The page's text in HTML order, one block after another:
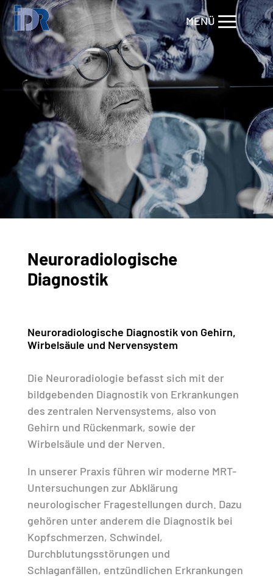
Neuroradiologische
Diagnostik
Neuroradiologische Diagnostik von Gehirn,
Wirbelsäule und Nervensystem
Die Neuroradiologie befasst sich mit der
bildgebenden Diagnostik von Erkrankungen
des zentralen Nervensystems, also von
Gehirn und Rückenmark, sowie der
Wirbelsäule und der Nerven.
In unserer Praxis führen wir moderne MRT-
Untersuchungen zur Abklärung
neurologischer Fragestellungen durch. Dazu
gehören unter anderem die Diagnostik bei
Kopfschmerzen, Schwindel,
Durchblutungsstörungen und
Schlaganfällen, entzündlichen Erkrankungen